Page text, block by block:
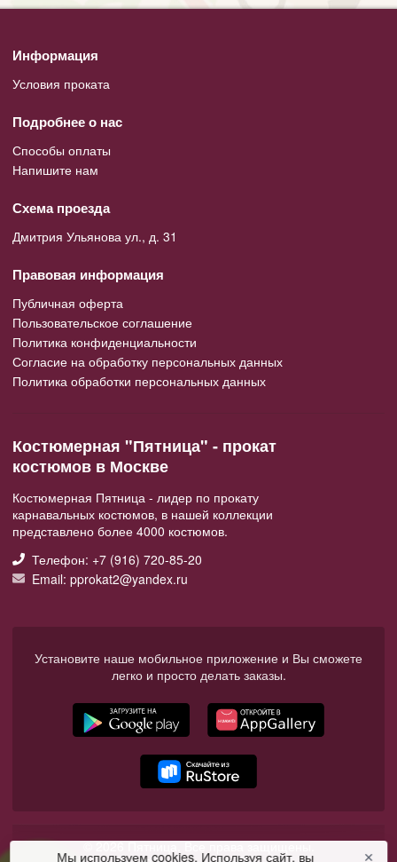
Информация
Условия проката
Подробнее о нас
Способы оплаты
Напишите нам
Схема проезда
Дмитрия Ульянова ул., д. 31
Правовая информация
Публичная оферта
Пользовательское соглашение
Политика конфиденциальности
Согласие на обработку персональных данных
Политика обработки персональных данных
Костюмерная "Пятница" - прокат
костюмов в Москве
Костюмерная Пятница - лидер по прокату
карнавальных костюмов, в нашей коллекции
представлено более 4000 костюмов.
Телефон: +7 (916) 720-85-20
Email: pprokat2@yandex.ru
Установите наше мобильное приложение и Вы сможете
легко и просто делать заказы.
© 2026 Пятница. Все права защищены.
Мы используем cookies. Используя сайт, вы ✕